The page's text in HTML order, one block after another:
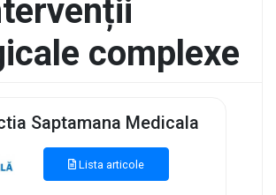
complexe
Saptamana Medicala
Lista articole